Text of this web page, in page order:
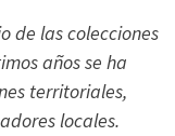
de las colecciones
años se ha
territoriales,
locales.